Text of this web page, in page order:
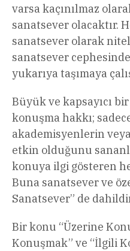
varsa kaçınılmaz
sanatsever olacaktır.
sanatsever olarak
sanatsever
yukarıya taşımaya
Büyük ve kapsayıcı
konuşma hakkı;
akademisyenlerin
etkin olduğunu
konuya ilgi gösteren
Buna sanatsever ve
Sanatsever” de
Bir konu “Üzerine
Konuşmak” ve “İlgili